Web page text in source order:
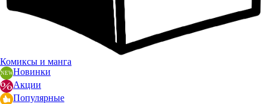
Комиксы и манга
Новинки
Акции
Популярные